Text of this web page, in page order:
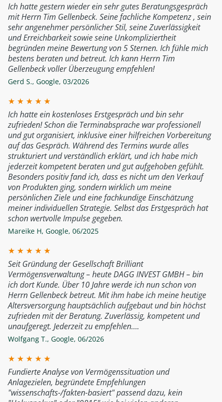
Ich hatte gestern wieder ein sehr gutes Beratungsgespräch
mit Herrn Tim Gellenbeck. Seine fachliche Kompetenz , sein
sehr angenehmer persönlicher Stil, seine Zuverlässigkeit
und Erreichbarkeit sowie seine Unkompliziertheit
begründen meine Bewertung von 5 Sternen. Ich fühle mich
bestens beraten und betreut. Ich kann Herrn Tim
Gellenbeck voller Überzeugung empfehlen!
Gerd S., Google, 03/2026
★ ★ ★ ★ ★
Ich hatte ein kostenloses Erstgespräch und bin sehr
zufrieden! Schon die Terminabsprache war professionell
und gut organisiert, inklusive einer hilfreichen Vorbereitung
auf das Gespräch. Während des Termins wurde alles
strukturiert und verständlich erklärt, und ich habe mich
jederzeit kompetent beraten und gut aufgehoben gefühlt.
Besonders positiv fand ich, dass es nicht um den Verkauf
von Produkten ging, sondern wirklich um meine
persönlichen Ziele und eine fachkundige Einschätzung
meiner individuellen Strategie. Selbst das Erstgespräch hat
schon wertvolle Impulse gegeben.
Mareike H, Google, 06/2025
★ ★ ★ ★ ★
Seit Gründung der Gesellschaft Brilliant
Vermögensverwaltung – heute DAGG INVEST GMBH – bin
ich dort Kunde. Über 10 Jahre werde ich nun schon von
Herrn Gellenbeck betreut. Mit ihm habe ich meine heutige
Altersversorgung hauptsächlich aufgebaut und bin höchst
zufrieden mit der Beratung. Zuverlässig, kompetent und
unaufgeregt. Jederzeit zu empfehlen….
Wolfgang T., Google, 06/2026
★ ★ ★ ★ ★
Fundierte Analyse von Vermögenssituation und
Anlagezielen, begründete Empfehlungen
"wissenschafts-/fakten-basiert" passend dazu, kein